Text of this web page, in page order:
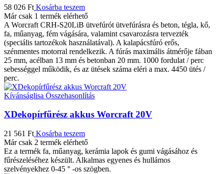
58 026 Ft Kosárba teszem
Már csak 1 termék elérhető
A Worcraft CRH-S20LiB ütvefúrót ütvefúrásra és beton, tégla, kő,
fa, műanyag, fém vágására, valamint csavarozásra tervezték
(speciális tartozékok használatával). A kalapácsfúró erős,
szénmentes motorral rendelkezik. A fúrás maximális átmérője fában
25 mm, acélban 13 mm és betonban 20 mm. 1000 fordulat / perc
sebességgel működik, és az ütések száma eléri a max. 4450 ütés /
perc.
Kívánságlisa Összehasonlítás
XDekopírfűrész akkus Worcraft 20V
21 561 Ft Kosárba teszem
Már csak 2 termék elérhető
Ez a termék fa, műanyag, kerámia lapok és gumi vágásához és
fűrészeléséhez készült. Alkalmas egyenes és hullámos
szelvényekhez 0-45 ° -os szögben.